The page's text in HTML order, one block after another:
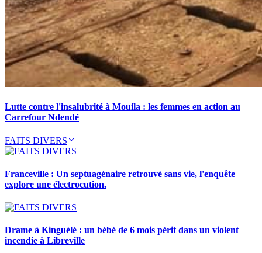
Lutte contre l'insalubrité à Mouila : les femmes en action au
Carrefour Ndendé
FAITS DIVERS
Franceville : Un septuagénaire retrouvé sans vie, l'enquête
explore une électrocution.
Drame à Kinguélé : un bébé de 6 mois périt dans un violent
incendie à Libreville